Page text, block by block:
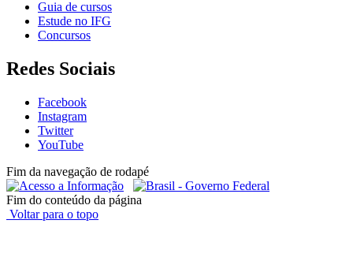
Guia de cursos
Estude no IFG
Concursos
Redes Sociais
Facebook
Instagram
Twitter
YouTube
Fim da navegação de rodapé
Fim do conteúdo da página
Voltar para o topo